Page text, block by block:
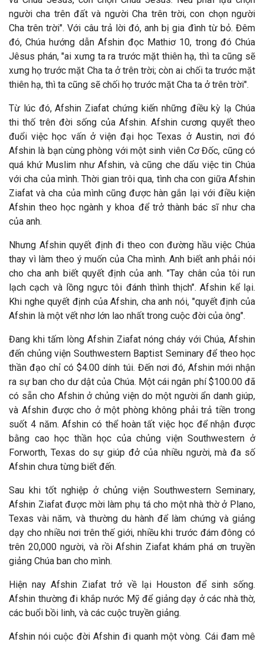
người cha trên đất và người Cha trên trời, con chọn người
Cha trên trời". Với câu trả lời đó, anh bị gia đình từ bỏ. Đêm
đó, Chúa hướng dẫn Afshin đọc Mathiơ 10, trong đó Chúa
Jêsus phán, "ai xưng ta ra trước mặt thiên hạ, thì ta cũng sẽ
xưng họ trước mặt Cha ta ở trên trời; còn ai chối ta trước mặt
thiên hạ, thì ta cũng sẽ chối họ trước mặt Cha ta ở trên trời".
Từ lúc đó, Afshin Ziafat chứng kiến những điều kỳ lạ Chúa
thi thố trên đời sống của Afshin. Afshin cương quyết theo
đuổi việc học vấn ở viện đại học Texas ở Austin, nơi đó
Afshin là bạn cùng phòng với một sinh viên Cơ Đốc, cũng có
quá khứ Muslim như Afshin, và cũng che dấu việc tin Chúa
với cha của mình. Thời gian trôi qua, tình cha con giữa Afshin
Ziafat và cha của mình cũng được hàn gắn lại với điều kiện
Afshin theo học ngành y khoa để trở thành bác sĩ như cha
của anh.
Nhưng Afshin quyết định đi theo con đường hầu việc Chúa
thay vì làm theo ý muốn của Cha mình. Anh biết anh phải nói
cho cha anh biết quyết định của anh. "Tay chân của tôi run
lạch cạch và lồng ngực tôi đánh thình thịch". Afshin kể lại.
Khi nghe quyết định của Afshin, cha anh nói, "quyết định của
Afshin là một vết nhơ lớn lao nhất trong cuộc đời của ông".
Đang khi tấm lòng Afshin Ziafat nóng cháy với Chúa, Afshin
đến chủng viện Southwestern Baptist Seminary để theo học
thần đạo chỉ có $4.00 dính túi. Đến nơi đó, Afshin mới nhận
ra sự ban cho dư dật của Chúa. Một cái ngân phí $100.00 đã
có sẵn cho Afshin ở chủng viện do một người ẩn danh giúp,
và Afshin được cho ở một phòng không phải trả tiền trong
suốt 4 năm. Afshin có thể hoàn tất việc học để nhận được
bằng cao học thần học của chủng viện Southwestern ở
Forworth, Texas do sự giúp đở của nhiều người, màđa số
Afshin chưa từng biết đến.
Sau khi tốt nghiệp ở chủng viện Southwestern Seminary,
Afshin Ziafat được mời làm phụ tá cho một nhà thờ ở Plano,
Texas vài năm, và thường du hành để làm chứng và giảng
dạy cho nhiều nơi trên thế giới, nhiều khi trước đám đông có
trên 20,000 người, và rồi Afshin Ziafat khám phá ơn truyền
giảng Chúa ban cho mình.
Hiện nay Afshin Ziafat trở về lại Houston để sinh sống.
Afshin thường đi khắp nước Mỹ để giảng dạy ở các nhà thờ,
các buổi bồi linh, và các cuộc truyền giảng.
Afshin nói cuộc đời Afshin đi quanh một vòng. Cái đam mê